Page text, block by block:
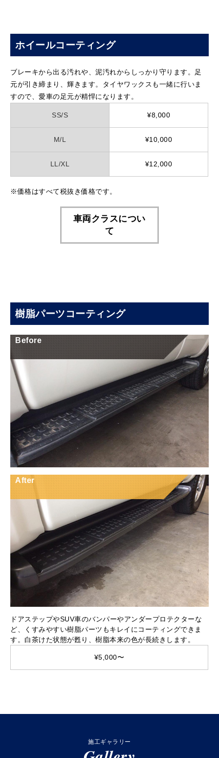
ホイールコーティング
ブレーキから出る汚れや、泥汚れからしっかり守ります。足
元が引き締まり、輝きます。タイヤワックスも一緒に⾏いま
すので、愛⾞の足元が精悍になります。
SS/S ¥8,000
M/L ¥10,000
LL/XL ¥12,000
※価格はすべて税抜き価格です。
車両クラスについ
て
樹脂パーツコーティング
Before
After
ドアステップやSUV⾞のバンパーやアンダープロテクターな
ど、くすみやすい樹脂パーツもキレイにコーティングできま
す。⽩茶けた状態が甦り、樹脂本来の⾊が⻑続きします。
¥5,000〜
施工ギャラリー